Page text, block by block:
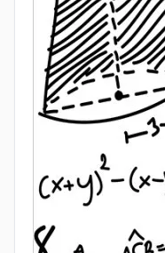
Пример 2.
Когда можно не
mathematics-for-
Автор: Александра